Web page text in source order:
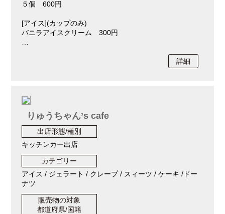
５個 600円
[アイス](カップのみ)
バニラアイスクリーム 300円
詳細
りゅうちゃん’s cafe
出店形態/種別
キッチンカー出店
カテゴリー
アイス / ジェラート / クレープ / スィーツ / ケーキ /ドー
ナツ
販売物の対象
都道府県/国籍